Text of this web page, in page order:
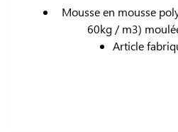
Mousse en mousse
60kg / m3)
Article